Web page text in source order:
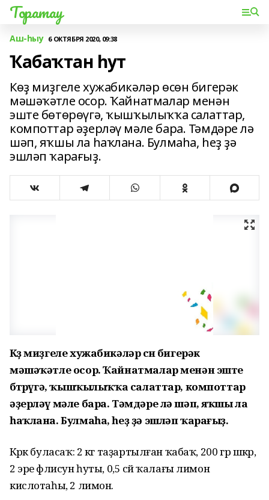
Торатау
Аш-һыу 6 ОКТЯБРЯ 2020, 09:38
Ҡабаҡтан һут
Көҙ миҙгеле хужабикәләр өсөн бигерәк
мәшәҡәтле осор. Ҡайнатмалар менән
эште бөтөрөүгә, ҡышҡылыҡҡа салаттар,
компоттар әҙерләү мәле бара. Тәмдәре лә
шәп, яҡшы ла һаҡлана. Булмаһа, һеҙ ҙә
эшләп ҡарағыҙ.
Көҙ миҙгеле хужабикәләр өсөн бигерәк
мәшәҡәтле осор. Ҡайнатмалар менән эште
бөтөрөүгә, ҡышҡылыҡҡа салаттар, компоттар
әҙерләү мәле бара. Тәмдәре лә шәп, яҡшы ла
һаҡлана. Булмаһа, һеҙ ҙә эшләп ҡарағыҙ.
Кәрәк буласаҡ: 2 кг таҙартылған ҡабаҡ, 200 гр шәкәр,
2 эре әфлисун һуты, 0,5 сәй ҡалағы лимон
кислотаһы, 2 лимон.